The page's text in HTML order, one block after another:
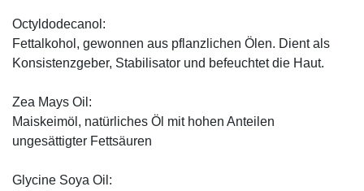
Octyldodecanol:
Fettalkohol, gewonnen aus pflanzlichen Ölen. Dient als
Konsistenzgeber, Stabilisator und befeuchtet die Haut.
Zea Mays Oil:
Maiskeimöl, natürliches Öl mit hohen Anteilen
ungesättigter Fettsäuren
Glycine Soya Oil: